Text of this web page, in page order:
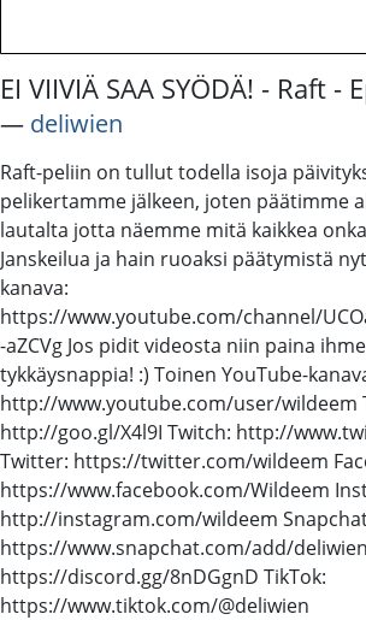
EI VIIVIÄ SAA SYÖDÄ! - Raft -
― deliwien
Raft-peliin on tullut todella isoja
pelikertamme jälkeen, joten päätimme
lautalta jotta näemme mitä kaikkea
Janskeilua ja hain ruoaksi päätymistä
kanava:
https://www.youtube.com/channel/
-aZCVg Jos pidit videosta niin paina
tykkäysnappia! :) Toinen YouTube-
http://www.youtube.com/user/wildeem
http://goo.gl/X4l9I Twitch: http://
Twitter: https://twitter.com/wildeem
https://www.facebook.com/Wildeem
http://instagram.com/wildeem
https://www.snapchat.com/add/
https://discord.gg/8nDGgnD TikTok:
https://www.tiktok.com/@deliwien